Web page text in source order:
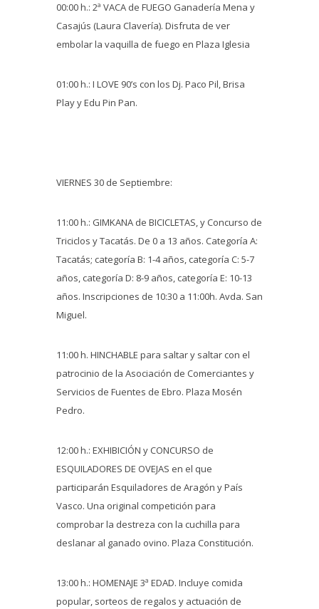
00:00 h.: 2ª VACA de FUEGO Ganadería Mena y
Casajús (Laura Clavería). Disfruta de ver
embolar la vaquilla de fuego en Plaza Iglesia
01:00 h.: I LOVE 90’s con los Dj. Paco Pil, Brisa
Play y Edu Pin Pan.
VIERNES 30 de Septiembre:
11:00 h.: GIMKANA de BICICLETAS, y Concurso de
Triciclos y Tacatás. De 0 a 13 años. Categoría A:
Tacatás; categoría B: 1-4 años, categoría C: 5-7
años, categoría D: 8-9 años, categoría E: 10-13
años. Inscripciones de 10:30 a 11:00h. Avda. San
Miguel.
11:00 h. HINCHABLE para saltar y saltar con el
patrocinio de la Asociación de Comerciantes y
Servicios de Fuentes de Ebro. Plaza Mosén
Pedro.
12:00 h.: EXHIBICIÓN y CONCURSO de
ESQUILADORES DE OVEJAS en el que
participarán Esquiladores de Aragón y País
Vasco. Una original competición para
comprobar la destreza con la cuchilla para
deslanar al ganado ovino. Plaza Constitución.
13:00 h.: HOMENAJE 3ª EDAD. Incluye comida
popular, sorteos de regalos y actuación de